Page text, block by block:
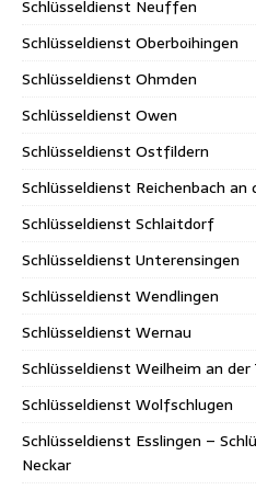
Schlüsseldienst Neuffen
Schlüsseldienst Oberboihingen
Schlüsseldienst Ohmden
Schlüsseldienst Owen
Schlüsseldienst Ostfildern
Schlüsseldienst Reichenbach an
Schlüsseldienst Schlaitdorf
Schlüsseldienst Unterensingen
Schlüsseldienst Wendlingen
Schlüsseldienst Wernau
Schlüsseldienst Weilheim an der
Schlüsseldienst Wolfschlugen
Schlüsseldienst Esslingen –
Neckar